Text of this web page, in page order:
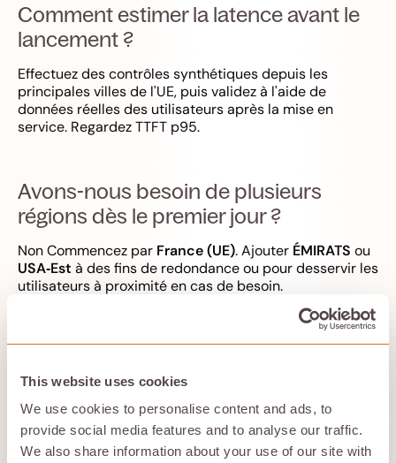
This website uses cookies
We use cookies to personalise content and ads, to
provide social media features and to analyse our traffic.
We also share information about your use of our site with
Comment estimer la latence avant le
lancement ?
Effectuez des contrôles synthétiques depuis les
principales villes de l'UE, puis validez à l'aide de
données réelles des utilisateurs après la mise en
service. Regardez TTFT p95.
Avons-nous besoin de plusieurs
régions dès le premier jour ?
Non Commencez par France (UE). Ajouter ÉMIRATS ou
USA‑Est à des fins de redondance ou pour desservir les
utilisateurs à proximité en cas de besoin.
Quels modèles gèrent le mieux les
langues de l'UE ?
Testez un court ensemble d'évaluation multilingue.
Préférez les modèles pédagogiques multilingues ;
mesurez la qualité et le TTFT ensemble.